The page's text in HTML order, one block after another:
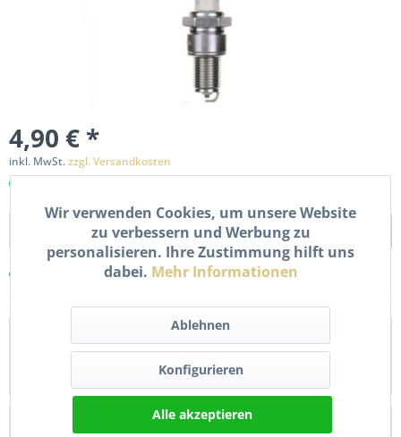
4,90 € *
inkl. MwSt.zzgl. Versandkosten
In denWarenkorb
Bewerten
Neue Zündkerze BPR6ES. Details Schlüsselweite: 20,8 mm
Gewindedurchmesser: 14,0 mm...mehr
Wir verwenden Cookies, um unsere Website
zu verbessern und Werbung zu
personalisieren. Ihre Zustimmung hilft uns
dabei. Mehr Informationen
Ablehnen
Konfigurieren
Alle akzeptieren